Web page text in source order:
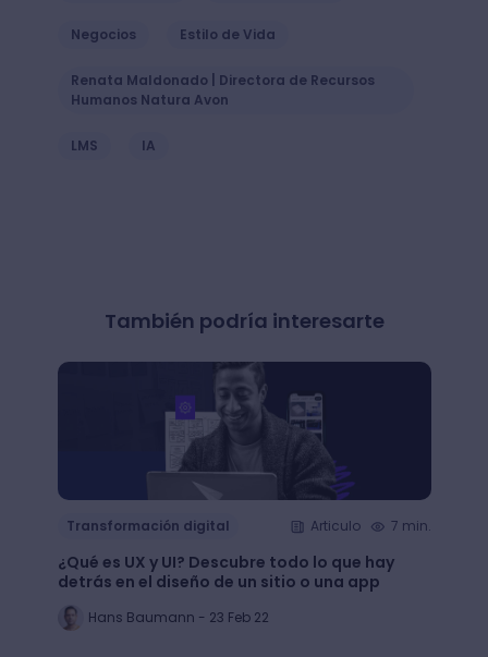
Negocios Estilo de Vida
Renata Maldonado | Directora de Recursos
Humanos Natura Avon
LMS IA
También podría interesarte
Transformación digital Articulo 7 min.
¿Qué es UX y UI? Descubre todo lo que hay
detrás en el diseño de un sitio o una app
Hans Baumann - 23 Feb 22